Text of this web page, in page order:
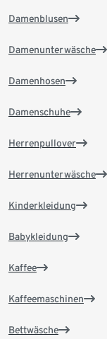
Damenblusen
Damenunterwäsche
Damenhosen
Damenschuhe
Herrenpullover
Herrenunterwäsche
Kinderkleidung
Babykleidung
Kaffee
Kaffeemaschinen
Bettwäsche